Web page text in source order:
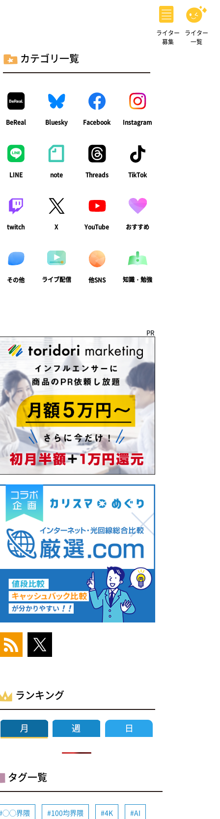
ライター
募集
ライター
一覧
カテゴリ一覧
BeReal Bluesky Facebook Instagram
LINE note Threads TikTok
twitch X YouTube おすすめ
その他 ライブ配信 他SNS 知識・勉強
PR
ランキング
タグ一覧
◯◯界隈 100均界隈 4K AI